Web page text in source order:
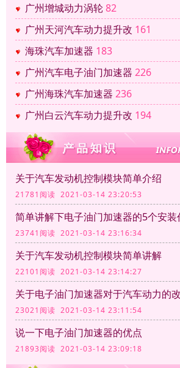
广州增城动力涡轮82
广州天河汽车动力提升改 161
海珠汽车加速器 183
广州汽车电子油门加速器 226
广州海珠汽车加速器 236
广州白云汽车动力提升改 194
关于汽车发动机控制模块简单介绍
21781阅读 2021-03-14 23:20:53
简单讲解下电子油门加速器的5个安装
23741阅读 2021-03-14 23:16:34
关于汽车发动机控制模块简单讲解
22101阅读 2021-03-14 23:14:27
关于电子油门加速器对于汽车动力的
23021阅读 2021-03-14 23:11:54
说一下电子油门加速器的优点
21893阅读 2021-03-14 23:09:18